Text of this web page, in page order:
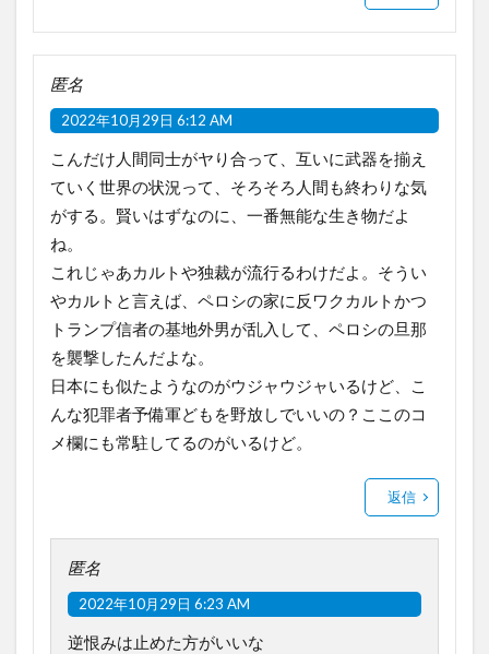
匿名
2022年10月29日 6:12 AM
こんだけ人間同士がヤり合って、互いに武器を揃え
ていく世界の状況って、そろそろ人間も終わりな気
がする。賢いはずなのに、一番無能な生き物だよ
ね。
これじゃあカルトや独裁が流行るわけだよ。そうい
やカルトと言えば、ペロシの家に反ワクカルトかつ
トランプ信者の基地外男が乱入して、ペロシの旦那
を襲撃したんだよな。
日本にも似たようなのがウジャウジャいるけど、こ
んな犯罪者予備軍どもを野放しでいいの？ここのコ
メ欄にも常駐してるのがいるけど。
返信
匿名
2022年10月29日 6:23 AM
逆恨みは止めた方がいいな